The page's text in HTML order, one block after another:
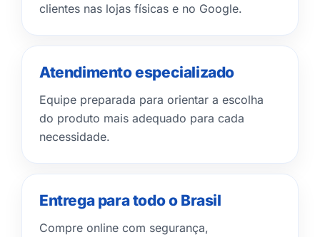
clientes nas lojas físicas e no Google.
Atendimento especializado
Equipe preparada para orientar a escolha
do produto mais adequado para cada
necessidade.
Entrega para todo o Brasil
Compre online com segurança,